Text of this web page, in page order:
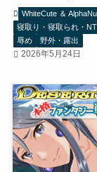
WhiteCute ＆
寝取り・寝取られ・
辱め
野外・露出
2026年5月24日